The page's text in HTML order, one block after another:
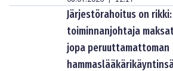
Järjestörahoitus on
toiminnanjohtaja
jopa peruuttamattoman